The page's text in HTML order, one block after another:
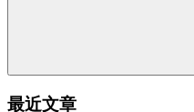
最近文章